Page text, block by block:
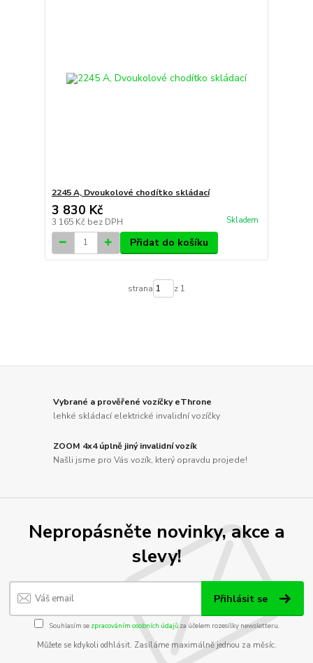
2245 A, Dvoukolové chodítko skládací
3 830 Kč
3 165 Kč bez DPH Skladem
Přidat do košíku
strana z 1
Vybrané a prověřené vozíčky eThrone
lehké skládací elektrické invalidní vozíčky
ZOOM 4x4 úplně jiný invalidní vozík
Našli jsme pro Vás vozík, který opravdu projede!
Nepropásněte novinky, akce a
slevy!
Přihlásit se
Souhlasím se zpracováním osobních údajůza účelem rozesílky newsletteru.
Můžete se kdykoli odhlásit. Zasíláme maximálně jednou za měsíc.